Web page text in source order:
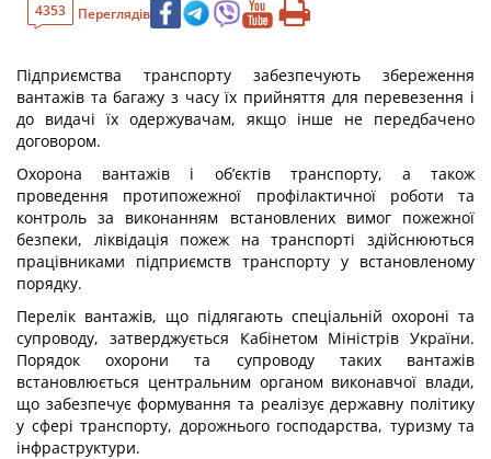
4353 Переглядів
Підприємства транспорту забезпечують збереження
вантажів та багажу з часу їх прийняття для перевезення і
до видачі їх одержувачам, якщо інше не передбачено
договором.
Охорона вантажів і об’єктів транспорту, а також
проведення протипожежної профілактичної роботи та
контроль за виконанням встановлених вимог пожежної
безпеки, ліквідація пожеж на транспорті здійснюються
працівниками підприємств транспорту у встановленому
порядку.
Перелік вантажів, що підлягають спеціальній охороні та
супроводу, затверджується Кабінетом Міністрів України.
Порядок охорони та супроводу таких вантажів
встановлюється центральним органом виконавчої влади,
що забезпечує формування та реалізує державну політику
у сфері транспорту, дорожнього господарства, туризму та
інфраструктури.